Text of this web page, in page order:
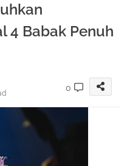
4 Babak Penuh
0